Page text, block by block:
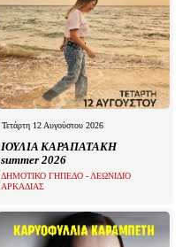
Τετάρτη 12 Αυγούστου 2026
ΙΟΥΛΙΑ ΚΑΡΑΠΑΤΑΚΗ
summer 2026
ΔΗΜΟΤΙΚΟ ΓΗΠΕΔΟ - ΛΕΩΝΙΔΙΟ
ΑΡΚΑΔΙΑΣ